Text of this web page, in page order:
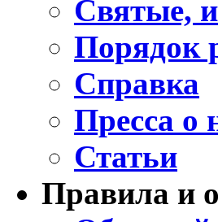
Святые,
Порядок
Справка
Пресса о
Статьи
Правила и